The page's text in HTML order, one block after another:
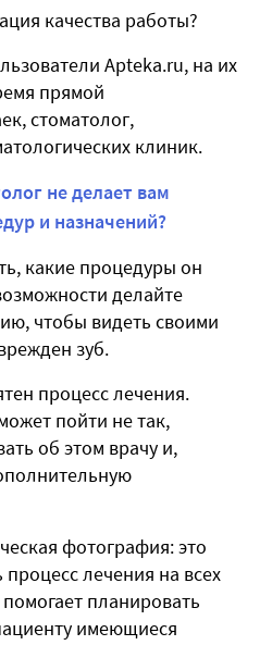
качества работы?
Apteka.ru, на их
прямой
стоматолог,
клиник.
не делает вам
и назначений?
какие процедуры он
делайте
чтобы видеть своими
зуб.
процесс лечения.
пойти не так,
об этом врачу и,
фотография: это
лечения на всех
планировать
имеющиеся